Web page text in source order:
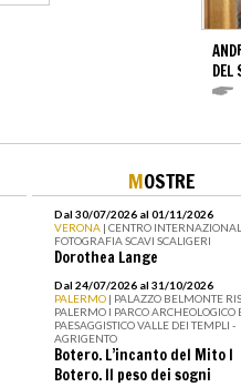
DEL
MOSTRE
Dal 30/07/2026 al 01/11/2026
VERONA | CENTRO
FOTOGRAFIA SCAVI SCALIGERI
Dorothea Lange
Dal 24/07/2026 al 31/10/2026
PALERMO | PALAZZO BELMONTE
PALERMO I PARCO ARCHEOLOGICO
PAESAGGISTICO VALLE DEI TEMPLI -
AGRIGENTO
Botero. L’incanto del Mito I
Botero. Il peso dei sogni